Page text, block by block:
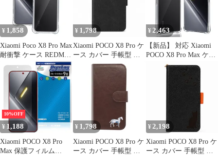
フィルム 液晶保護フィ
傷自動修復機能付
¥ 1,858
Xiaomi Poco X8 Pro Max
耐衝撃 ケース REDMI
Turbo 5 MAX 対応 透明
TPU カバー ストラップ
ホール 衝撃吸収ポケッ
ト内蔵 耐衝撃 レンズ保
護 スマホケース
¥ 1,798
Xiaomi POCO X8 Pro ケ
ース カバー 手帳型 レ
ザー調 POCO X8 Proケ
ース POCO X8 Proカバ
ー POCOX8Proケース
POCOX8Proカバー "q-
¥ 2,463
【新品】 対応 Xiaomi
POCO X8 Pro Max ケー
ス ソフト クリア TPU
カバー 【米軍MIL規
格】 シャオミ POCO
X8 Pro Max 用 カバー
保護ケース 柔らかい
TPU 薄型 耐衝撃 PC背
面 傷つけ防止 四隅滑り
止 排熱性
10%OFF
¥ 1,188
Xiaomi POCO X8 Pro
Max 保護フィルム
¥ 1,798
Xiaomi POCO X8 Pro ケ
ース カバー 手帳型 う
¥ 2,198
Xiaomi POCO X8 Pro ケ
ース カバー 手帳型 猫